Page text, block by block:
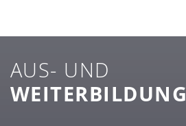
AUS- UND
WEITERBILDUNG